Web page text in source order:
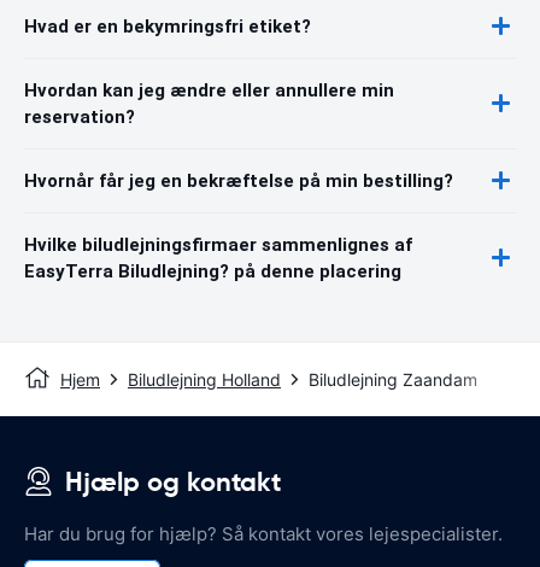
Hvad er en bekymringsfri etiket?
Hvordan kan jeg ændre eller annullere min
reservation?
Hvornår får jeg en bekræftelse på min bestilling?
Hvilke biludlejningsfirmaer sammenlignes af
EasyTerra Biludlejning? på denne placering
Hjem Biludlejning Holland Biludlejning Zaandam
Hjælp og kontakt
Har du brug for hjælp? Så kontakt vores lejespecialister.